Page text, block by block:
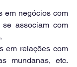
em negócios com
associam com
em relações com
mundanas, etc.